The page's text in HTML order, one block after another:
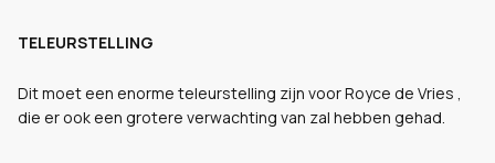
TELEURSTELLING
Dit moet een enorme teleurstelling zijn voor Royce de Vries ,
die er ook een grotere verwachting van zal hebben gehad.